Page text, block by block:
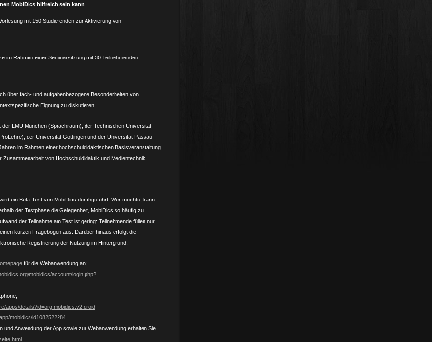
MobiDics hilfreich sein kann
mit 150 Studierenden zur Aktivierung von
im Rahmen einer Seminarsitzung mit 30 Teilnehmenden
über fach- und aufgaben­bezogene Besonderheiten von
Eignung zu diskutieren.
LMU München (Sprachraum), der Technischen Universität
der Universität Göttingen und der Universität Passau
im Rahmen einer hochschul­didaktischen Basisveran­staltung
von Hochschul­didaktik und Medien­technik.
ein Beta-Test von MobiDics durchgeführt. Wer möchte, kann
der Testphase die Gelegenheit, MobiDics so häufig zu
der Teilnahme am Test ist gering: Teilnehmende füllen nur
kurzen Fragebogen aus. Darüber hinaus erfolgt die
Registrierung der Nutzung im Hintergrund.
für die Webanwendung an;
mobidics/account/login.php?
apps/details?id=org.mobidics.v2.droid
mobidics/id1082522284
und Anwendung der App sowie zur Webanwendung erhalten Sie